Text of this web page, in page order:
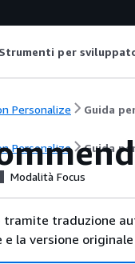
Strumenti per
Personalize Guida
Personalize Guida
Modalità Focus
tramite traduzione
la versione